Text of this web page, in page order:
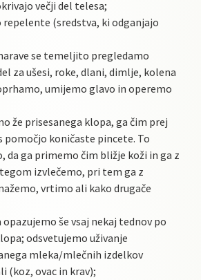
večji del telesa;
(sredstva, ki odganjajo
se temeljito pregledamo
za ušesi, roke, dlani, dimlje, kolena
umijemo glavo in operemo
že prisesanega klopa, ga čim prej
pomočjo koničaste pincete. To
da ga primemo čim bližje koži in ga z
izvlečemo, pri tem ga z
vrtimo ali kako drugače
še vsaj nekaj tednov po
odsvetujemo uživanje
mleka/mlečnih izdelkov
(koz, ovac in krav);